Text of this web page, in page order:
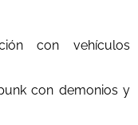
con vehículos
con demonios y